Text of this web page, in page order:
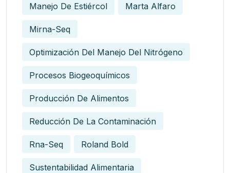
Manejo De Estiércol Marta Alfaro
Mirna-Seq
Optimización Del Manejo Del Nitrógeno
Procesos Biogeoquímicos
Producción De Alimentos
Reducción De La Contaminación
Rna-Seq Roland Bold
Sustentabilidad Alimentaria